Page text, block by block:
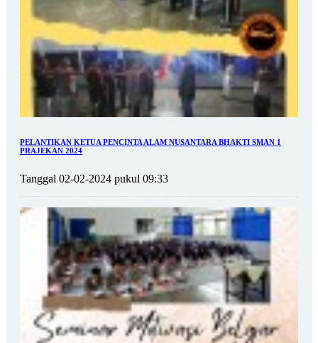
PELANTIKAN KETUA PENCINTA ALAM NUSANTARA BHAKTI SMAN 1
PRAJEKAN 2024
Tanggal 02-02-2024 pukul 09:33